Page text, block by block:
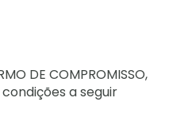
DE COMPROMISSO,
a seguir